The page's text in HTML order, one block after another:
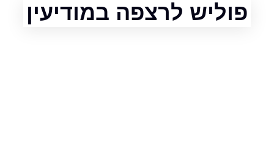
לרצפה במודיעין